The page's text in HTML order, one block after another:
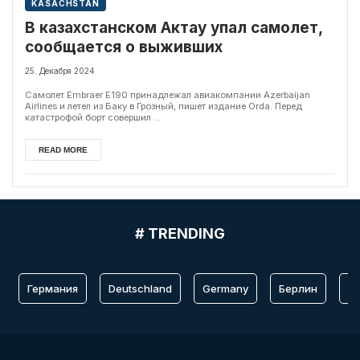
KASACHSTAN
В казахстанском Актау упал самолет,
сообщается о выживших
25. Декабря 2024
Самолет Embraer E190 принадлежал авиакомпании Azerbaijan
Airlines и летел из Баку в Грозный, пишет издание Orda. Перед
катастрофой борт совершил ...
READ MORE
# TRENDING
Германия Deutschland Germany Берлин